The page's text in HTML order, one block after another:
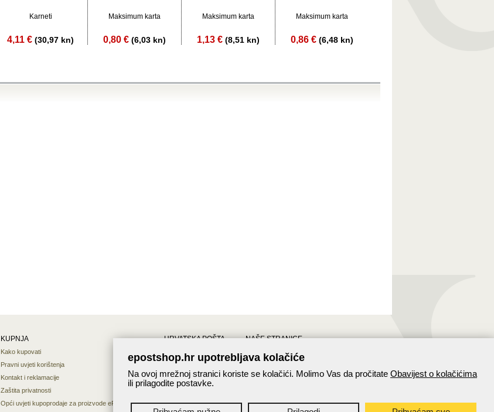
Karneti
4,11 € (30,97 kn)
Maksimum karta
0,80 € (6,03 kn)
Maksimum karta
1,13 € (8,51 kn)
Maksimum karta
0,86 € (6,48 kn)
KUPNJA
Kako kupovati
Pravni uvjeti korištenja
Kontakt i reklamacije
Zaštita privatnosti
Opći uvjeti kupoprodaje za proizvode ePost shopa
HRVATSKA POŠTA
O nama
Interaktivna karta
Praćenje pošiljaka
NAŠE STRANICE
Stranice Hrvatske pošte
Paket24
epostshop.hr upotrebljava kolačiće
Na ovoj mrežnoj stranici koriste se kolačići. Molimo Vas da pročitate Obavijest o kolačićima
ili prilagodite postavke.